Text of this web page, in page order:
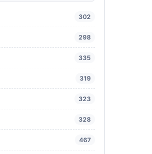
302
298
335
319
323
328
467